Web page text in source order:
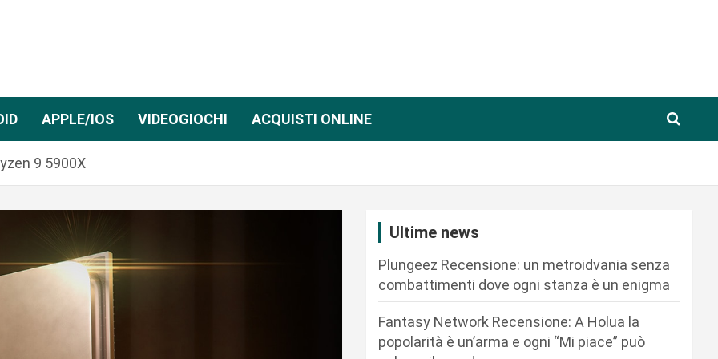
APPLE/IOS VIDEOGIOCHI ACQUISTI ONLINE
9 5900X
Ultime news
Plungeez Recensione: un metroidvania senza
combattimenti dove ogni stanza è un enigma
Fantasy Network Recensione: A Holua la
popolarità è un’arma e ogni “Mi piace” può